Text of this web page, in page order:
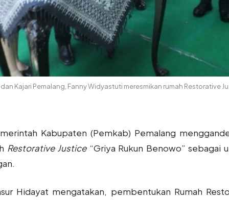
Kajari Pemalang, Fanny Widyastuti meresmikan rumah Restorative
Kabupaten (Pemkab) Pemalang
Restorative Justice“Griya Rukun Benowo” sebagai
Hidayat mengatakan, pembentukan Rumah